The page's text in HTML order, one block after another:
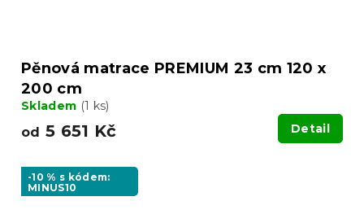
Pěnová matrace PREMIUM 23 cm 120 x
200 cm
Skladem (1 ks)
od 5 651 Kč Detail
-10 % s kódem:
MINUS10